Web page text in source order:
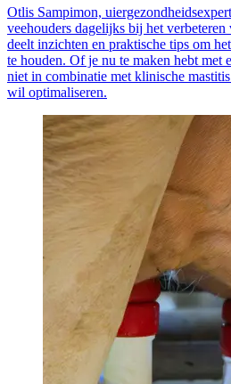
Otlis Sampimon,
veehouders dagelijks bij het
deelt inzichten en praktische tips om
te houden. Of je nu te maken hebt met
niet in combinatie met klinische
wil optimaliseren.